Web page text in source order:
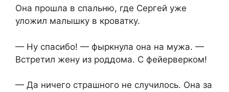
Она прошла в спальню, где Сергей уже
уложил малышку в кроватку.
— Ну спасибо! — фыркнула она на мужа. —
Встретил жену из роддома. С фейерверком!
— Да ничего страшного не случилось. Она за